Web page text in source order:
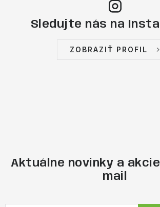
Sledujte nás na
ZOBRAZIŤ PROFIL
Aktuálne novinky a
mail